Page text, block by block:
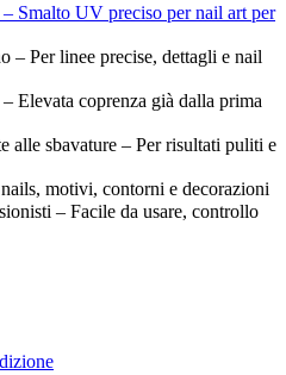
Smalto UV preciso per nail art per
– Per linee precise, dettagli e nail
Elevata coprenza già dalla prima
alle sbavature – Per risultati puliti e
motivi, contorni e decorazioni
– Facile da usare, controllo